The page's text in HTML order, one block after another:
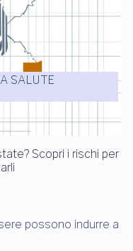
SALUTE
Scopri i rischi per
possono indurre a